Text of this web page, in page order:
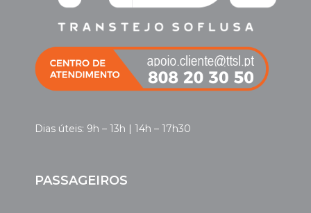
Dias úteis: 9h – 13h | 14h – 17h30
PASSAGEIROS